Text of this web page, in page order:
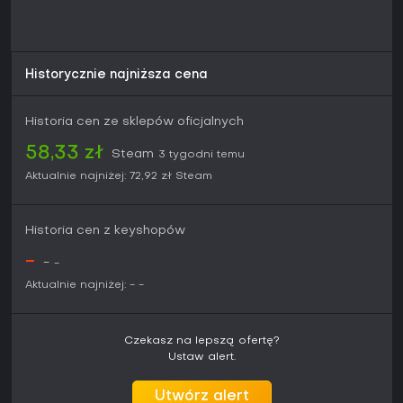
Historycznie najniższa cena
Historia cen ze sklepów oficjalnych
58,33 zł Steam 3 tygodni temu
Aktualnie najniżej: 72,92 zł Steam
Historia cen z keyshopów
- - -
Aktualnie najniżej: - -
Czekasz na lepszą ofertę?
Ustaw alert.
Utwórz alert